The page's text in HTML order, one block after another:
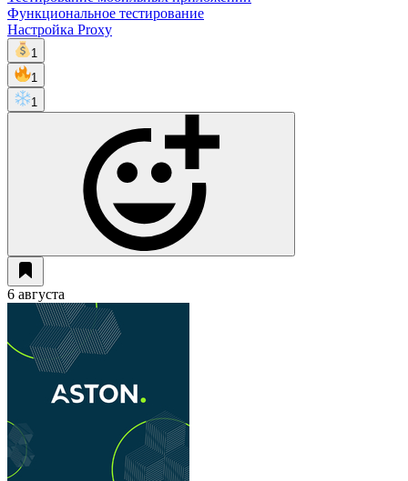
Функциональное тестирование
Настройка Proxy
1
1
1
6 августа